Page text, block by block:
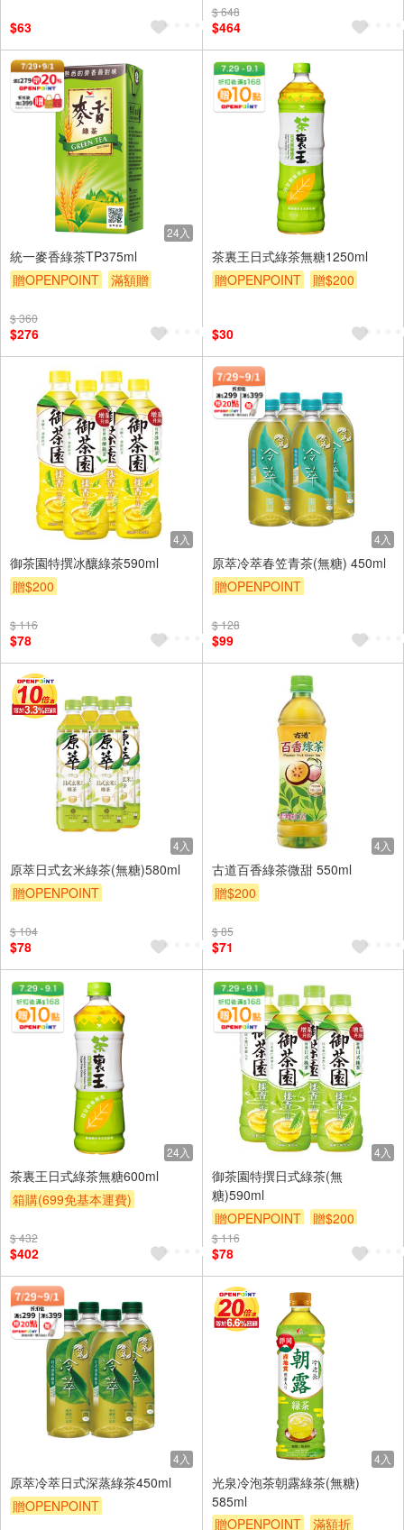
$63
贈OPENPOINT
贈$200
$ 648
$464
24入
統一麥香綠茶TP375ml
贈OPENPOINT
滿額贈
$ 360
$276
茶裏王日式綠茶無糖1250ml
贈OPENPOINT
贈$200
$30
4入
御茶園特撰冰釀綠茶590ml
贈$200
$ 116
$78
4入
原萃冷萃春笠青茶(無糖) 450ml
贈OPENPOINT
贈$200
$ 128
$99
4入
原萃日式玄米綠茶(無糖)580ml
贈OPENPOINT
贈$200
$ 104
$78
4入
古道百香綠茶微甜 550ml
贈$200
$ 85
$71
24入
茶裏王日式綠茶無糖600ml
箱購(699免基本運費)
$ 432
$402
4入
御茶園特撰日式綠茶(無
糖)590ml
贈OPENPOINT
贈$200
$ 116
$78
4入
原萃冷萃日式深蒸綠茶450ml
贈OPENPOINT
4入
光泉冷泡茶朝露綠茶(無糖)
585ml
贈OPENPOINT
滿額折